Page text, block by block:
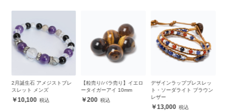
2月誕生石 アメジストブレ
スレット メンズ
10,100
【粒売り/バラ売り】イエロ
ータイガーアイ 10mm
200
デザインラップブレスレッ
ト・ソーダライト ブラウン
レザー
13,000